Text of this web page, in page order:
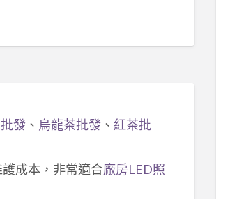
發、 烏龍茶批發、 紅茶批
成本，非常適合廠房LED照